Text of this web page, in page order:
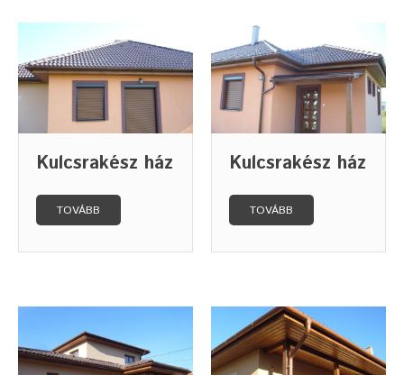
Kulcsrakész ház
TOVÁBB
Kulcsrakész ház
TOVÁBB